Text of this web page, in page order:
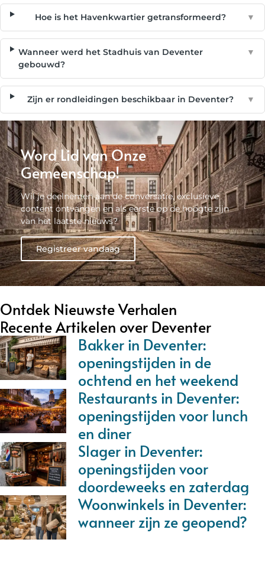
Hoe is het Havenkwartier getransformeerd? ▼
Wanneer werd het Stadhuis van Deventer
gebouwd?
▼
Zijn er rondleidingen beschikbaar in Deventer? ▼
Word Lid van Onze
Gemeenschap!
Wil je deelnemen aan de conversatie, exclusieve
content ontvangen en als eerste op de hoogte zijn
van het laatste nieuws?
Registreer vandaag
Ontdek Nieuwste Verhalen
Recente Artikelen over Deventer
Bakker in Deventer:
openingstijden in de
ochtend en het weekend
Restaurants in Deventer:
openingstijden voor lunch
en diner
Slager in Deventer:
openingstijden voor
doordeweeks en zaterdag
Woonwinkels in Deventer:
wanneer zijn ze geopend?